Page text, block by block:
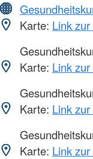
Karte: Link
Karte: Link
Karte: Link
Karte: Link